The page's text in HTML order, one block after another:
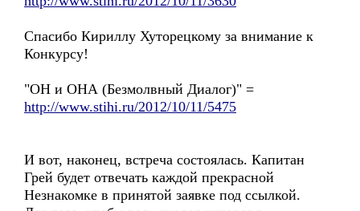
Спасибо Кириллу Хуторецкому за внимание к
Конкурсу!
"ОН и ОНА (Безмолвный Диалог)" =
http://www.stihi.ru/2012/10/11/5475
И вот, наконец, встреча состоялась. Капитан
Грей будет отвечать каждой прекрасной
Незнакомке в принятой заявке под ссылкой.